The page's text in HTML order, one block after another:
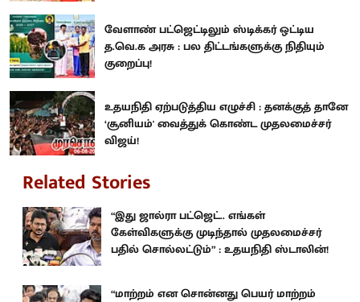
வேளாண் பட்ஜெட்டிலும் ஸ்டிக்கர் ஒட்டிய
த.வெ.க அரசு : பல திட்டங்களுக்கு நிதியும்
குறைப்பு!
உதயநிதி ஏற்படுத்திய எழுச்சி : தனக்குத் தானே
‘சூனியம்' வைத்துக் கொண்ட முதலமைச்சர்
விஜய்!
Related Stories
“இது ஜால்ரா பட்ஜெட்.. எங்கள்
கேள்விகளுக்கு முடிந்தால் முதலமைச்சர்
பதில் சொல்லட்டும்” : உதயநிதி ஸ்டாலின்!
“மாற்றம் என சொன்னது பெயர் மாற்றம்